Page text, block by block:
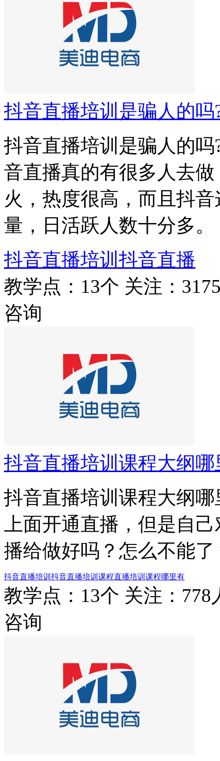
抖音直播培训是骗人的吗
抖音直播培训是骗人的
音直播真的有很多人去
火，热度很高，而且抖
量，日活跃人数十分多。
抖音直播培训 抖音直播
教学点：13个 关注：
咨询
抖音直播培训课程大纲哪
抖音直播培训课程大纲
上面开通直播，但是自
播给做好吗？怎么不能
抖音直播培训 抖音直播培训课程直播培训课程哪里有
教学点：13个 关注：778
咨询